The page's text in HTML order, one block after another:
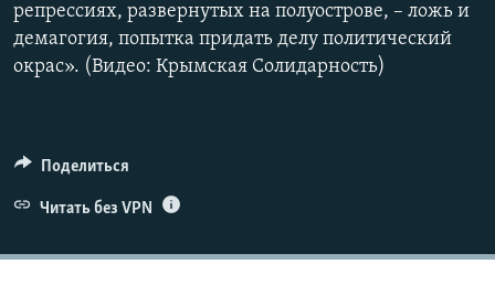
репрессиях, развернутых на полуострове, – ложь и
демагогия, попытка придать делу политический
окрас». (Видео: Крымская Солидарность)
Поделиться
Читать без VPN